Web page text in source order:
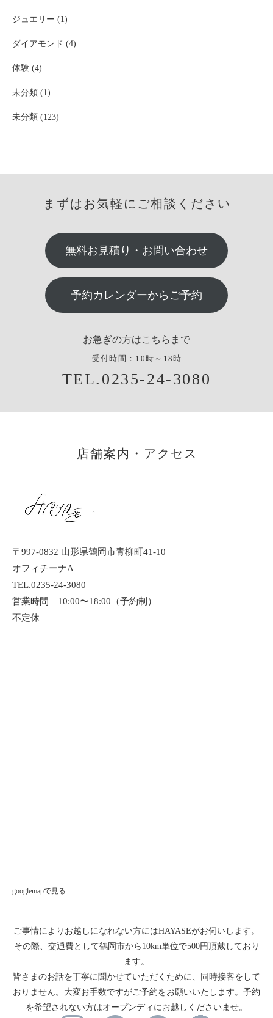
ジュエリー (1)
ダイアモンド (4)
体験 (4)
未分類 (1)
未分類 (123)
まずはお気軽にご相談ください
無料お見積り・お問い合わせ
予約カレンダーからご予約
お急ぎの方はこちらまで
受付時間：10時～18時
TEL.0235-24-3080
店舗案内・アクセス
〒997-0832 山形県鶴岡市青柳町41-10
オフィチーナA
TEL.0235-24-3080
営業時間 10:00〜18:00（予約制）
不定休
googlemapで見る
ご事情によりお越しになれない方にはHAYASEがお伺いします。
その際、交通費として鶴岡市から10km単位で500円頂戴しており
ます。
皆さまのお話を丁寧に聞かせていただくために、同時接客をして
おりません。大変お手数ですがご予約をお願いいたします。予約
を希望されない方はオープンディにお越しくださいませ。